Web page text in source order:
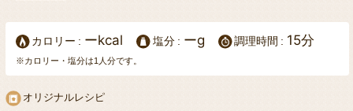
カロリー ーkcal 塩分 ーg 調理時間 15分
※カロリー・塩分は1人分です。
オリジナルレシピ